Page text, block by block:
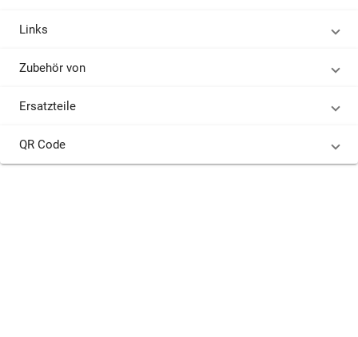
Links
Zubehör von
Ersatzteile
QR Code